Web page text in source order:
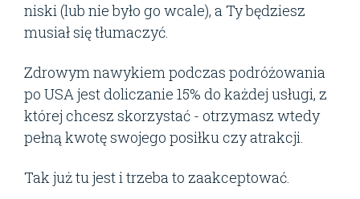
niski (lub nie było go wcale), a Ty będziesz
musiał się tłumaczyć.
Zdrowym nawykiem podczas podróżowania
po USA jest doliczanie 15% do każdej usługi, z
której chcesz skorzystać - otrzymasz wtedy
pełną kwotę swojego posiłku czy atrakcji.
Tak już tu jest i trzeba to zaakceptować.